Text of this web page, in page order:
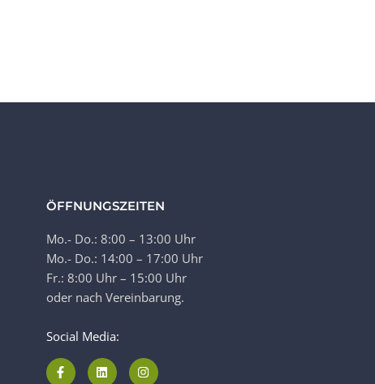
ÖFFNUNGSZEITEN
Mo.- Do.: 8:00 – 13:00 Uhr
Mo.- Do.: 14:00 – 17:00 Uhr
Fr.: 8:00 Uhr – 15:00 Uhr
oder nach Vereinbarung.
Social Media: